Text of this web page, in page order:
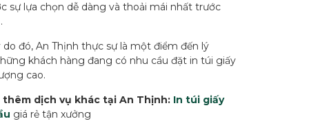
sự lựa chọn dễ dàng và thoải mái nhất trước
do đó, An Thịnh thực sự là một điểm đến lý
khách hàng đang có nhu cầu đặt in túi giấy
cao.
thêm dịch vụ khác tại An Thịnh: In túi giấy
giá rẻ tận xưởng